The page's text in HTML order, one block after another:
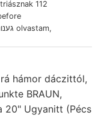
112
hámor dáczittól,
BRAUN,
20" Ugyanitt (Pécs